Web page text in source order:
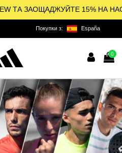
ТА ЗАОЩАДЖУЙТЕ 15% НА
Покупки з: España
0